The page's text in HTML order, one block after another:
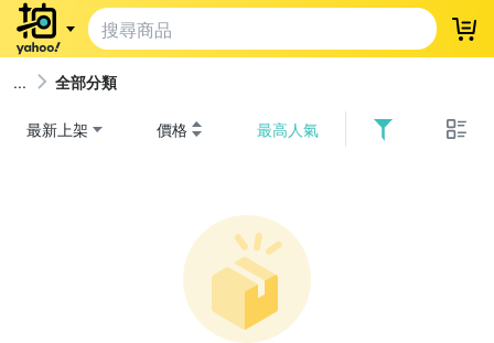
登
全部分類
最新上架 價格 最高人氣